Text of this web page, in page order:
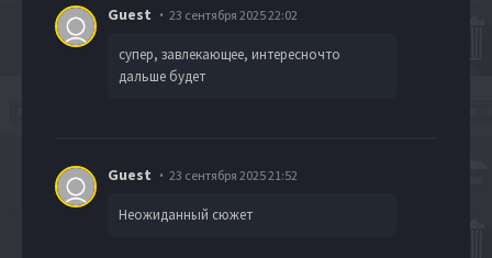
Guest 23 сентября 2025 22:02
супер, завлекающее, интересночто
дальше будет
Guest 23 сентября 2025 21:52
Неожиданный сюжет